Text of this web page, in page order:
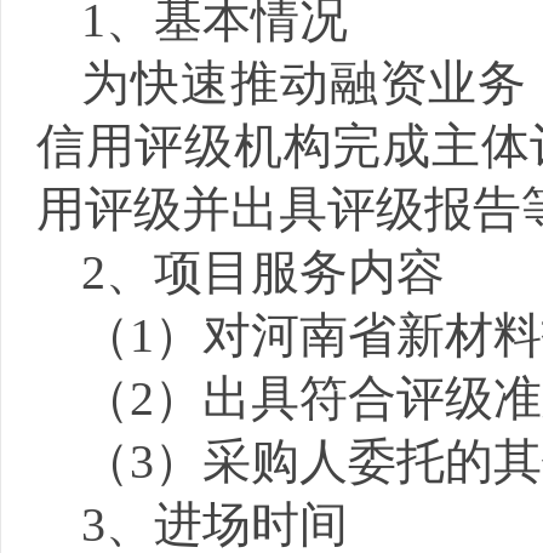
1、基本情况
为快速推动融资业
信用评级机构完成主
用评级并出具评级报告
2、项目服务内容
（ 1）对河南省新材
（2）出具符合评级
（3）采购人委托的
3、进场时间